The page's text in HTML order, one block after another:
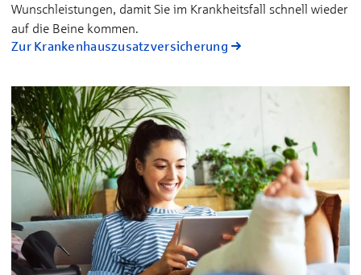
Wunschleistungen, damit Sie im Krankheitsfall schnell wieder
auf die Beine kommen.
Zur Kranken­haus­zusatz­versicherung